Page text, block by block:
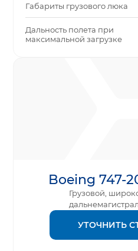
Габариты грузового люка
Дальность полета при
максимальной загрузке
Boeing 747-
Грузовой,
УТОЧНИТЬ